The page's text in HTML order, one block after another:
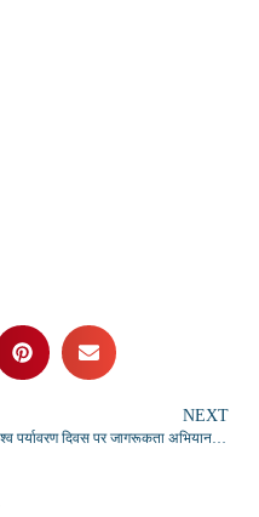
NEXT
विश्व पर्यावरण दिवस पर जागरूकता अभियान, वृक्षारोपण कर दिया पर्यावरण संरक्षण का संदेश